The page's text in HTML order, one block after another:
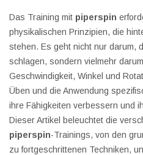
Das Training mit piperspin
physikalischen Prinzipien, die
stehen. Es geht nicht nur darum,
schlagen, sondern vielmehr
Geschwindigkeit, Winkel und
Üben und die Anwendung
ihre Fähigkeiten verbessern und
Dieser Artikel beleuchtet die
piperspin-Trainings, von den
zu fortgeschrittenen Techniken,